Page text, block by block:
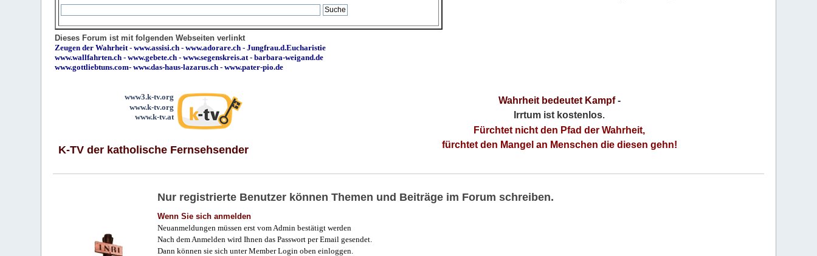
Dieses Forum ist mit folgenden Webseiten verlinkt
Zeugen der Wahrheit -www.assisi.ch -www.adorare.ch -Jungfrau.d.Eucharistie
www.wallfahrten.ch -www.gebete.ch -www.segenskreis.at -barbara-weigand.de
www.gottliebtuns.com-www.das-haus-lazarus.ch - www.pater-pio.de
www3.k-tv.org
www.k-tv.org
www.k-tv.at
K-TV der katholische Fernsehsender
Wahrheit bedeutet Kampf-
Irrtum ist kostenlos.
Fürchtet nicht den Pfad der Wahrheit,
fürchtet den Mangel an Menschen die diesen gehn!
Nur registrierte Benutzer können Themen und Beiträge im Forum schreiben.
Wenn Sie sich anmelden
Neuanmeldungen müssen erst vom Admin bestätigt werden
Nach dem Anmelden wird Ihnen das Passwort per Email gesendet.
Dann können sie sich unter Member Login oben einloggen.